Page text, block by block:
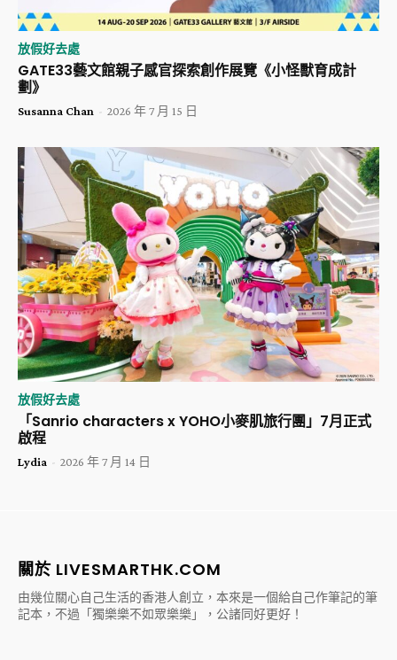
放假好去處
GATE33藝文館親子感官探索創作展覽《小怪獸育成計
劃》
Susanna Chan - 2026 年 7 月 15 日
放假好去處
「Sanrio characters x YOHO小麥肌旅行團」7月正式
啟程
Lydia - 2026 年 7 月 14 日
關於 LIVESMARTHK.COM
由幾位關心自己生活的香港人創立，本來是一個給自己作筆記的筆
記本，不過「獨樂樂不如眾樂樂」，公諸同好更好！